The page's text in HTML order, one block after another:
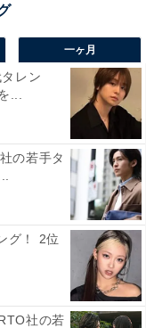
～2017年）
けさんです。番
にいさんとして
ど表情の豊かさが
スが親世代からも
ときには、SNS上
など社会現象に。
出演など活動の
一ヶ月
レン
...
の若手タ
グ！ 2位
社の若